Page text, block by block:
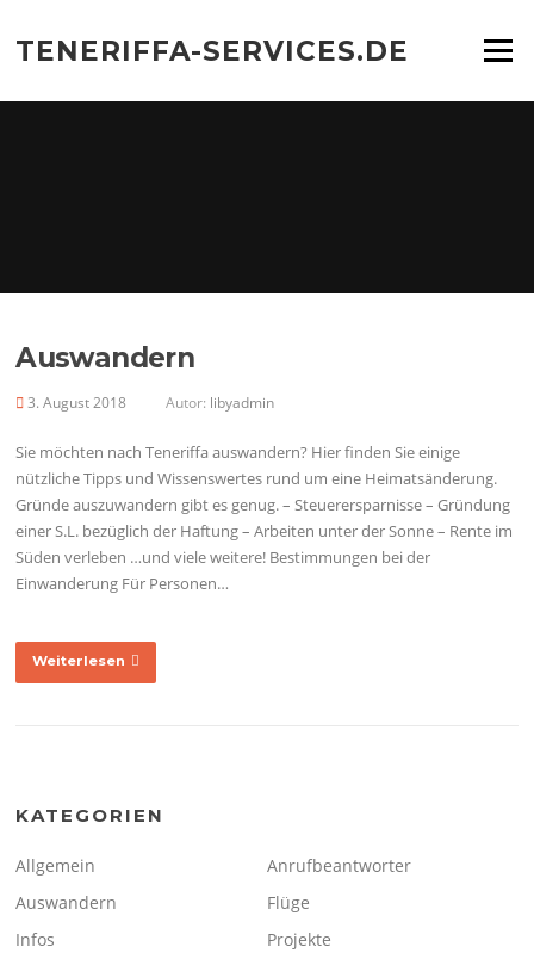
Inhalt
springen
TENERIFFA-SERVICES.DE Menü
Auswandern
3. August 2018 Autor: libyadmin
Sie möchten nach Teneriffa auswandern? Hier finden Sie einige
nützliche Tipps und Wissenswertes rund um eine Heimatsänderung.
Gründe auszuwandern gibt es genug. – Steuerersparnisse – Gründung
einer S.L. bezüglich der Haftung – Arbeiten unter der Sonne – Rente im
Süden verleben …und viele weitere! Bestimmungen bei der
Einwanderung Für Personen…
Weiterlesen
KATEGORIEN
Allgemein
Anrufbeantworter
Auswandern
Flüge
Infos
Projekte